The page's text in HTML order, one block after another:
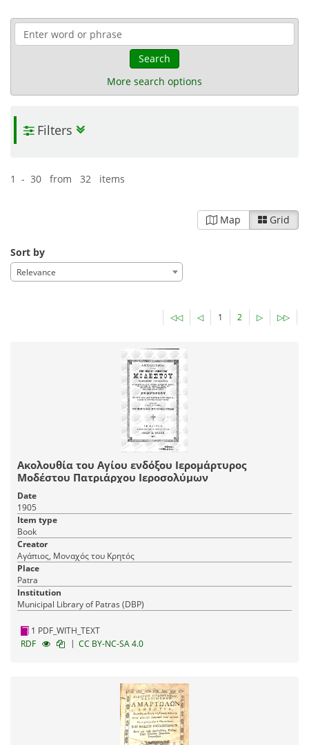
Search
More search options
Filters
1 - 30 from 32 items
Map Grid
Sort by
Relevance
◁◁ ◁ 1 2 ▷ ▷▷
Ακολουθία του Αγίου ενδόξου Ιερομάρτυρος
Μοδέστου Πατριάρχου Ιεροσολύμων
Date
1905
Item type
Book
Creator
Αγάπιος, Μοναχός του Κρητός
Place
Patra
Institution
Municipal Library of Patras (DBP)
1 PDF_WITH_TEXT
RDF
| CC BY-NC-SA 4.0